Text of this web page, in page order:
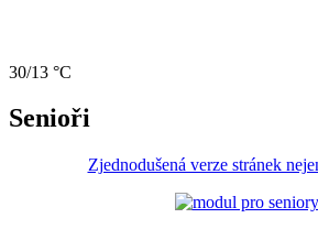
30/13 °C
Senioři
Zjednodušená verze stránek